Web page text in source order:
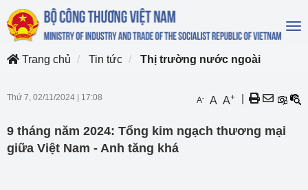
Trang chủ
Tin tức Thị trường nước ngoài
Thứ 7, 02/11/2024 17:08 A- A A+
9 tháng năm 2024: Tổng kim ngạch thương mại
giữa Việt Nam - Anh tăng khá